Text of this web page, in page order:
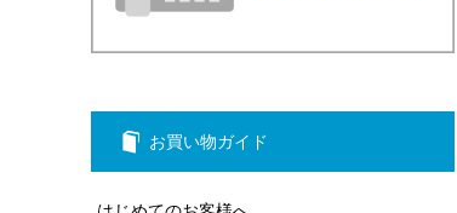
お買い物ガイド